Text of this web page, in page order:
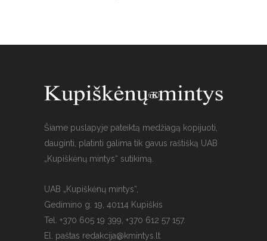
Šiame puslapyje pateiktą medžiagą kopijuoti,
dauginti, platinti galima tik gavus raštišką UAB
„Kupiškėnų mintys“ sutikimą.
UAB „Kupiškėnų mintys“,
Gedimino g. 19, 40114 Kupiškis
Tel. +370 605 19 399, +370 612 57 157.
El. paštas redakcija@kmintys.lt